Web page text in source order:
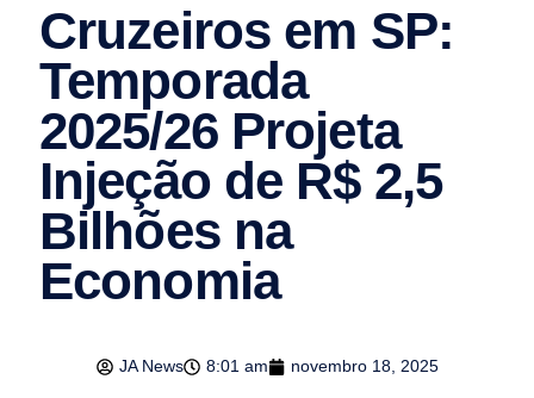
Cruzeiros em SP:
Temporada
2025/26 Projeta
Injeção de R$ 2,5
Bilhões na
Economia
JA News 8:01 am novembro 18, 2025